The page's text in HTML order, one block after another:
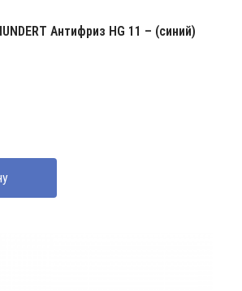
Антифриз HG 11 – (синий)